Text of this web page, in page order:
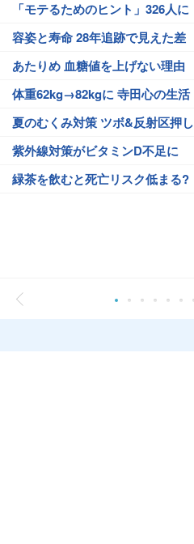
「モテるためのヒント」326人に
容姿と寿命 28年追跡で見えた差
あたりめ 血糖値を上げない理由
体重62kg→82kgに 寺田心の生活
夏のむくみ対策 ツボ&反射区押し
紫外線対策がビタミンD不足に
緑茶を飲むと死亡リスク低まる?